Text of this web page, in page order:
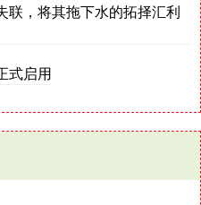
联，将其拖下水的拓择汇利
式启用